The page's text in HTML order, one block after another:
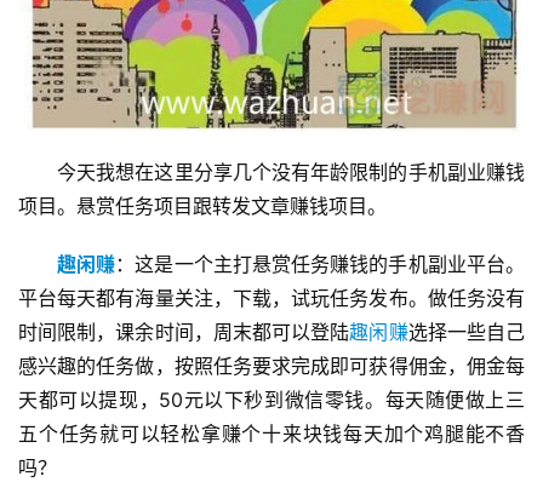
今天我想在这里分享几个没有年龄限制的手机副业赚钱
项目。悬赏任务项目跟转发文章赚钱项目。
趣闲赚：这是一个主打悬赏任务赚钱的手机副业平台。
平台每天都有海量关注，下载，试玩任务发布。做任务没有
时间限制，课余时间，周末都可以登陆趣闲赚选择一些自己
感兴趣的任务做，按照任务要求完成即可获得佣金，佣金每
天都可以提现，50元以下秒到微信零钱。每天随便做上三
五个任务就可以轻松拿赚个十来块钱每天加个鸡腿能不香
吗？